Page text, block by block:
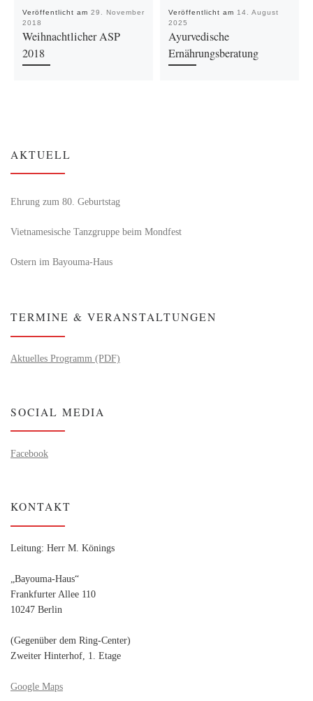
Veröffentlicht am 29. November
2018
Weihnachtlicher ASP
2018
Veröffentlicht am 14. August
2025
Ayurvedische
Ernährungsberatung
AKTUELL
Ehrung zum 80. Geburtstag
Vietnamesische Tanzgruppe beim Mondfest
Ostern im Bayouma-Haus
TERMINE & VERANSTALTUNGEN
Aktuelles Programm (PDF)
SOCIAL MEDIA
Facebook
KONTAKT
Leitung: Herr M. Könings
„Bayouma-Haus“
Frankfurter Allee 110
10247 Berlin
(Gegenüber dem Ring-Center)
Zweiter Hinterhof, 1. Etage
Google Maps